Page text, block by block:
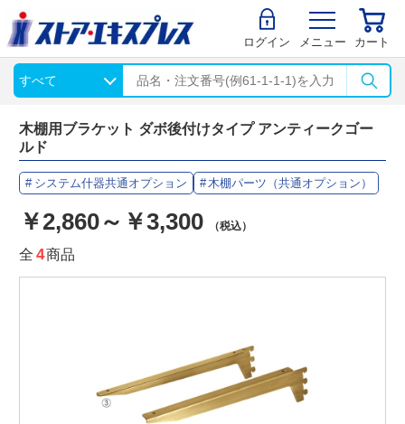
ログイン メニュー カート
木棚用ブラケット ダボ後付けタイプ アンティークゴー
ルド
システム什器共通オプション 木棚パーツ（共通オプション）
￥2,860～￥3,300 （税込）
全 4商品